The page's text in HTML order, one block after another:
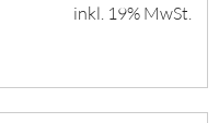
inkl. 19% MwSt.